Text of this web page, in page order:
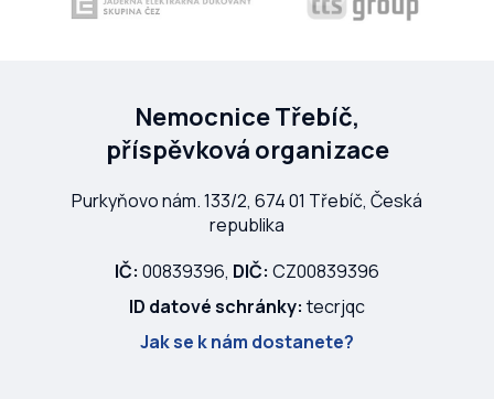
Nemocnice Třebíč,
příspěvková organizace
Purkyňovo nám. 133/2, 674 01 Třebíč, Česká
republika
IČ: 00839396, DIČ: CZ00839396
ID datové schránky: tecrjqc
Jak se k nám dostanete?